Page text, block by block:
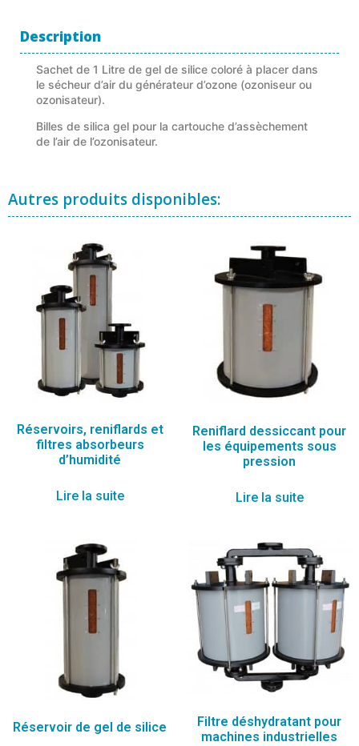
Description
Sachet de 1 Litre de gel de silice coloré à placer dans
le sécheur d’air du générateur d’ozone (ozoniseur ou
ozonisateur).
Billes de silica gel pour la cartouche d’assèchement
de l’air de l’ozonisateur.
Autres produits disponibles:
Réservoirs, reniflards et
filtres absorbeurs
d’humidité
Lire la suite
Reniflard dessiccant pour
les équipements sous
pression
Lire la suite
Réservoir de gel de silice
Filtre déshydratant pour
machines industrielles